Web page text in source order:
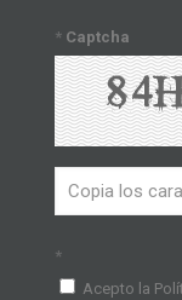
* Captcha
*
Acepto la